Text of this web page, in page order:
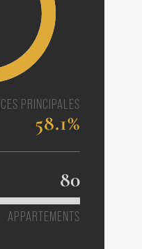
PRINCIPALES
58.1%
80
APPARTEMENTS